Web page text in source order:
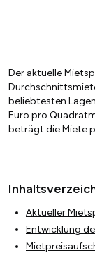
Der aktuelle
beliebtesten
Euro pro
beträgt die Miete
Aktueller
Entwicklung